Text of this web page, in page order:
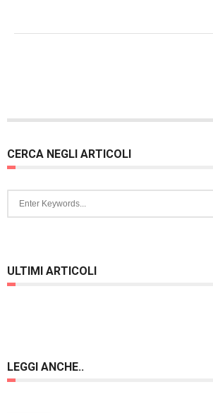
CERCA NEGLI ARTICOLI
ULTIMI ARTICOLI
LEGGI ANCHE..